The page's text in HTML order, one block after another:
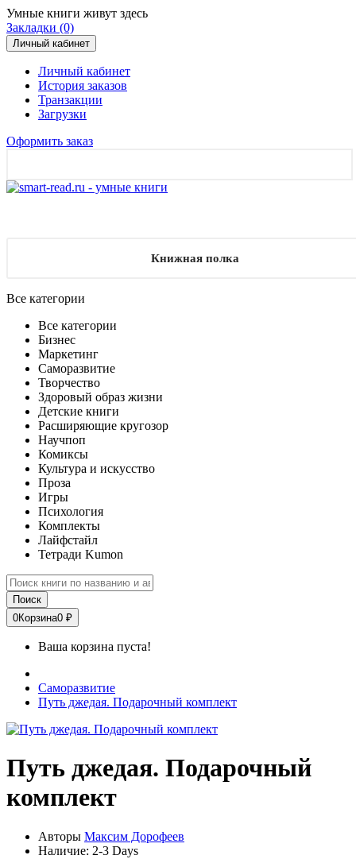
Умные книги живут здесь
Закладки (0)
Личный кабинет
Личный кабинет
История заказов
Транзакции
Загрузки
Оформить заказ
Книжная полка
Все категории
Все категории
Бизнес
Маркетинг
Саморазвитие
Творчество
Здоровый образ жизни
Детские книги
Расширяющие кругозор
Научпоп
Комиксы
Культура и искусство
Проза
Игры
Психология
Комплекты
Лайфстайл
Тетради Kumon
Поиск
0Корзина0 ₽
Ваша корзина пуста!
Саморазвитие
Путь джедая. Подарочный комплект
Путь джедая. Подарочный
комплект
Авторы Максим Дорофеев
Наличие: 2-3 Days